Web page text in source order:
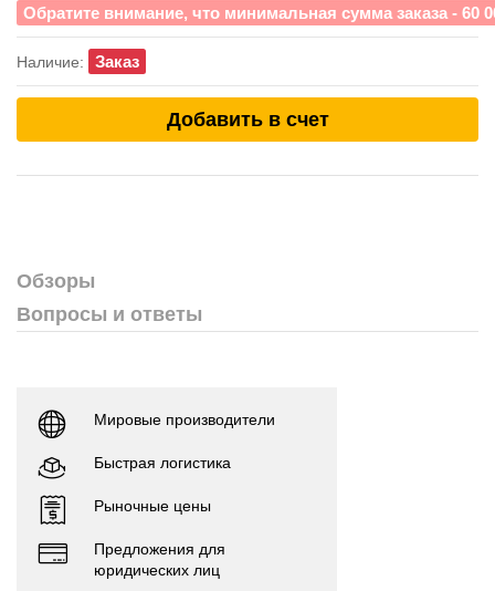
Обратите внимание, что минимальная сумма заказа - 60
Наличие: Заказ
Добавить в счет
Обзоры
Вопросы и ответы
Мировые производители
Быстрая логистика
Рыночные цены
Предложения для
юридических лиц